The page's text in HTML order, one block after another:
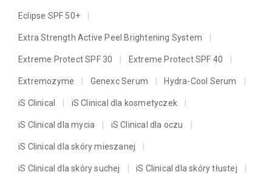
Eclipse SPF 50+
Extra Strength Active Peel Brightening System
Extreme Protect SPF 30 Extreme Protect SPF 40
Extremozyme Genexc Serum Hydra-Cool Serum
iS Clinical iS Clinical dla kosmetyczek
iS Clinical dla mycia iS Clinical dla oczu
iS Clinical dla skóry mieszanej
iS Clinical dla skóry suchej iS Clinical dla skóry tłustej